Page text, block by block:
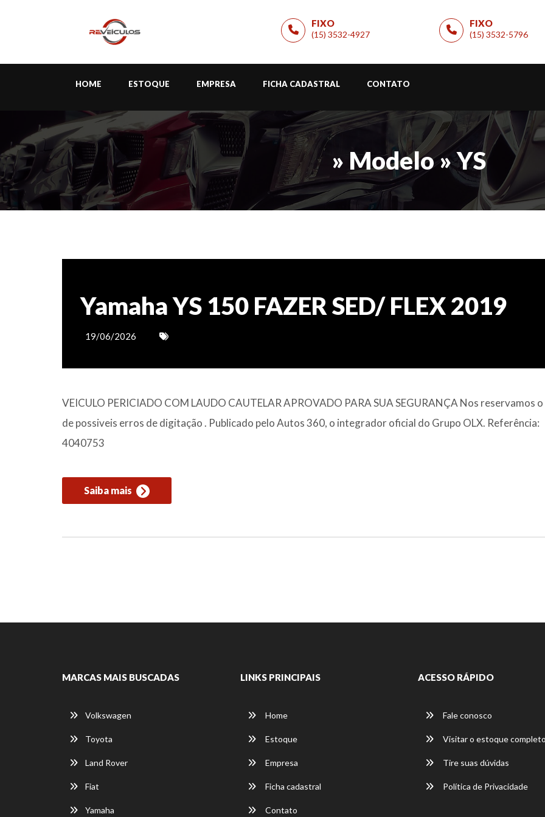
FIXO
(15) 3532-4927
FIXO
(15) 3532-5796
HOME ESTOQUE EMPRESA FICHA CADASTRAL CONTATO
» Modelo » YS
Yamaha YS 150 FAZER SED/ FLEX 2019
19/06/2026
VEICULO PERICIADO COM LAUDO CAUTELAR APROVADO PARA SUA SEGURANÇA Nos reservamos
de possiveis erros de digitação . Publicado pelo Autos 360, o integrador oficial do Grupo OLX. Referência:
4040753
Saiba mais
MARCAS MAIS BUSCADAS
Volkswagen
Toyota
Land Rover
Fiat
Yamaha
LINKS PRINCIPAIS
Home
Estoque
Empresa
Ficha cadastral
Contato
ACESSO RÁPIDO
Fale conosco
Visitar o estoque completo
Tire suas dúvidas
Política de Privacidade